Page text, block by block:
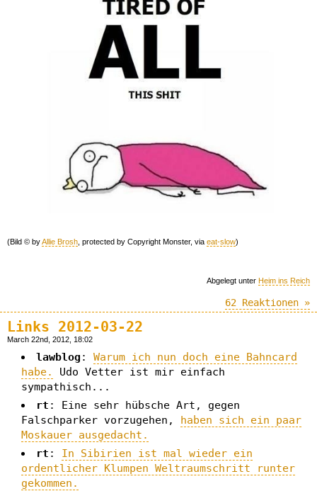
(Bild © byAllie Brosh , protected by Copyright Monster, via eat-slow)
Abgelegt unter Heim ins Reich
62 Reaktionen »
Links 2012-03-22
March 22nd, 2012, 18:02
lawblog : Warum ich nun doch eine Bahncard
habe.
Udo Vetter ist mir einfach
sympathisch...
rt : Eine sehr hübsche Art, gegen
Falschparker vorzugehen, haben sich ein paar
Moskauer ausgedacht.
rt : In Sibirien ist mal wieder ein
ordentlicher Klumpen Weltraumschritt runter
gekommen.